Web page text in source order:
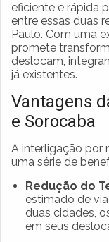
eficiente e rápida
entre essas duas
Paulo. Com uma
promete
deslocam,
já existentes.
Vantagens
e Sorocaba
A interligação por
uma série de
Redução do
estimado de
duas cidades,
em seus